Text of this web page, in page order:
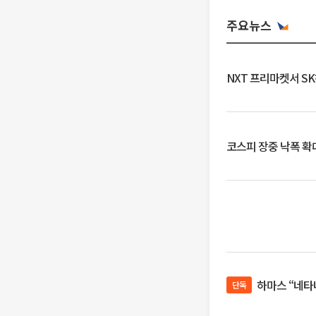
주요뉴스
NXT 프리마켓서
코스피 장중 낙폭
단독 하마스 “네